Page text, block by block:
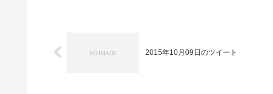
2015年10月09日のツイート